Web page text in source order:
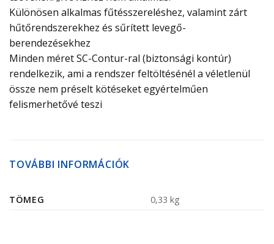
Különösen alkalmas fűtésszereléshez, valamint zárt
hűtőrendszerekhez és sűrített levegő-
berendezésekhez
Minden méret SC-Contur-ral (biztonsági kontúr)
rendelkezik, ami a rendszer feltöltésénél a véletlenül
össze nem préselt kötéseket egyértelműen
felismerhetővé teszi
TOVÁBBI INFORMÁCIÓK
TÖMEG 0,33 kg